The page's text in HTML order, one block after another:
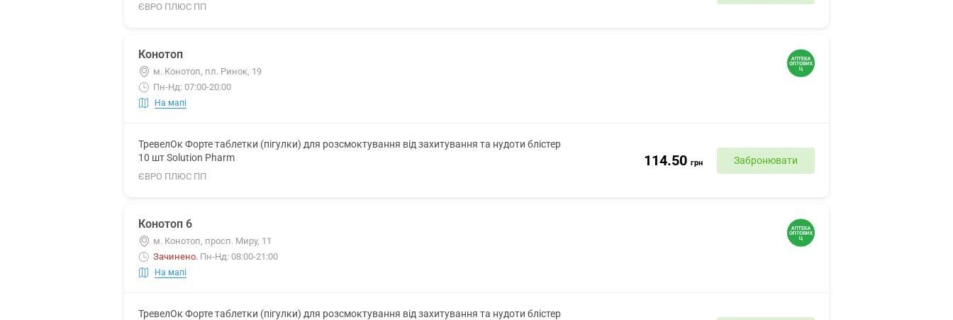
ЄВРО ПЛЮС ПП
Конотоп
м. Конотоп, пл. Ринок, 19
Пн-Нд: 07:00-20:00
На мапі
ТревелОк Форте таблетки (пігулки) для розсмоктування від захитування та нудоти блістер
10 шт Solution Pharm
ЄВРО ПЛЮС ПП
114.50 грн Забронювати
Конотоп 6
м. Конотоп, просп. Миру, 11
Зачинено. Пн-Нд: 08:00-21:00
На мапі
ТревелОк Форте таблетки (пігулки) для розсмоктування від захитування та нудоти блістер